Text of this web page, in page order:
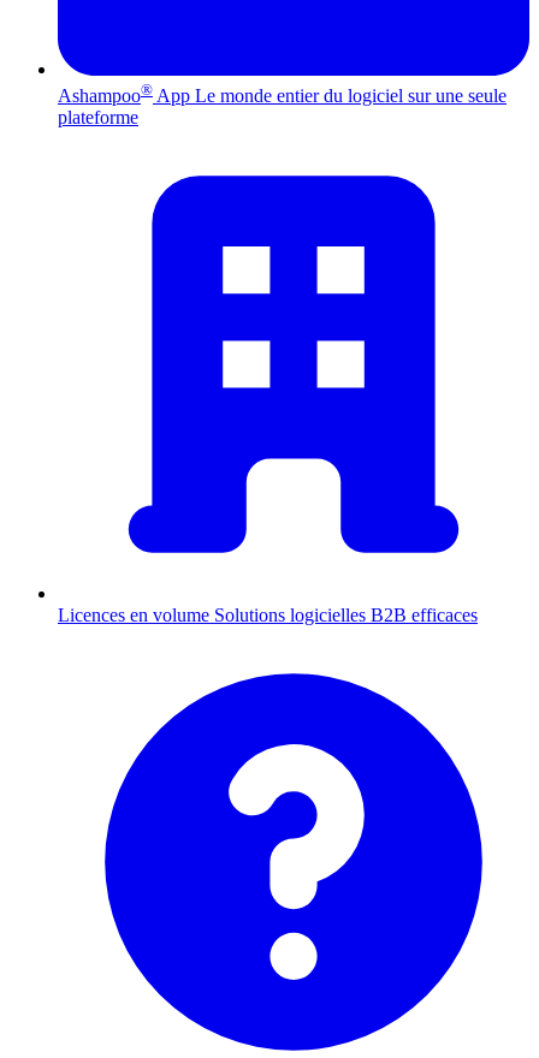
Ashampoo® App Le monde entier du logiciel sur une seule
plateforme
Licences en volume Solutions logicielles B2B efficaces